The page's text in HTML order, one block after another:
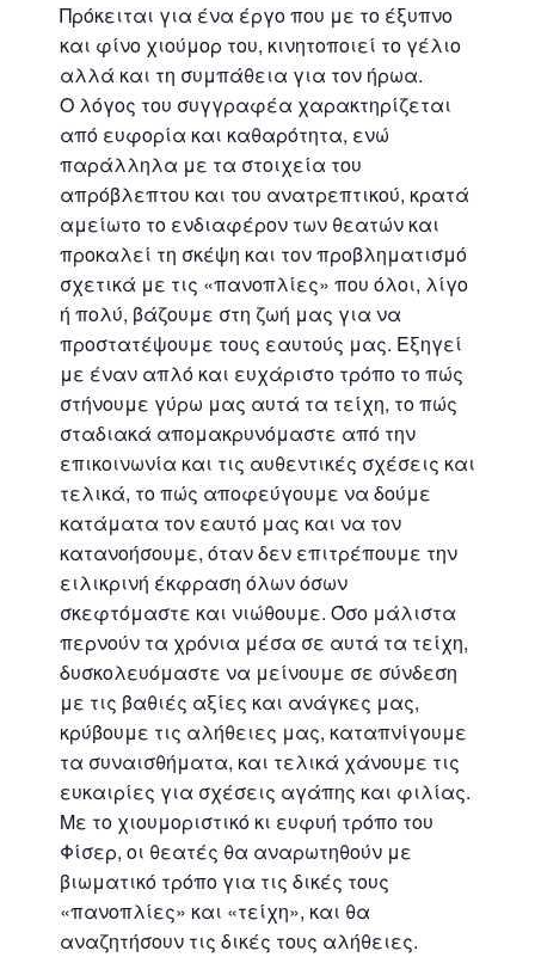
Πρόκειται για ένα έργο που με το έξυπνο
και φίνο χιούμορ του, κινητοποιεί το γέλιο
αλλά και τη συμπάθεια για τον ήρωα.
Ο λόγος του συγγραφέα χαρακτηρίζεται
από ευφορία και καθαρότητα, ενώ
παράλληλα με τα στοιχεία του
απρόβλεπτου και του ανατρεπτικού, κρατά
αμείωτο το ενδιαφέρον των θεατών και
προκαλεί τη σκέψη και τον προβληματισμό
σχετικά με τις «πανοπλίες» που όλοι, λίγο
ή πολύ, βάζουμε στη ζωή μας για να
προστατέψουμε τους εαυτούς μας. Εξηγεί
με έναν απλό και ευχάριστο τρόπο το πώς
στήνουμε γύρω μας αυτά τα τείχη, το πώς
σταδιακά απομακρυνόμαστε από την
επικοινωνία και τις αυθεντικές σχέσεις και
τελικά, το πώς αποφεύγουμε να δούμε
κατάματα τον εαυτό μας και να τον
κατανοήσουμε, όταν δεν επιτρέπουμε την
ειλικρινή έκφραση όλων όσων
σκεφτόμαστε και νιώθουμε. Όσο μάλιστα
περνούν τα χρόνια μέσα σε αυτά τα τείχη,
δυσκολευόμαστε να μείνουμε σε σύνδεση
με τις βαθιές αξίες και ανάγκες μας,
κρύβουμε τις αλήθειες μας, καταπνίγουμε
τα συναισθήματα, και τελικά χάνουμε τις
ευκαιρίες για σχέσεις αγάπης και φιλίας.
Με το χιουμοριστικό κι ευφυή τρόπο του
Φίσερ, οι θεατές θα αναρωτηθούν με
βιωματικό τρόπο για τις δικές τους
«πανοπλίες» και «τείχη», και θα
αναζητήσουν τις δικές τους αλήθειες.